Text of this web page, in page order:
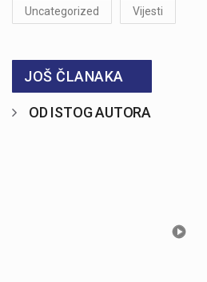
Uncategorized Vijesti
JOŠ ČLANAKA
OD ISTOG AUTORA